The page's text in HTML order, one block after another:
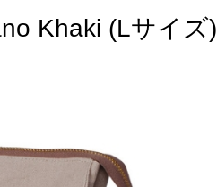
Khaki (Lサイズ)